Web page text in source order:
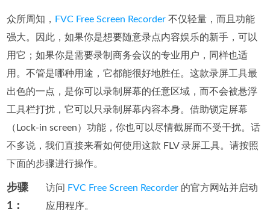
众所周知， FVC Free Screen Recorder 不仅轻量，而且功能
强大。因此，如果你是想要随意录点内容娱乐的新手，可以
用它；如果你是需要录制商务会议的专业用户，同样也适
用。不管是哪种用途，它都能很好地胜任。这款录屏工具最
出色的一点，是你可以录制屏幕的任意区域，而不会被悬浮
工具栏打扰，它可以只录制屏幕内容本身。借助锁定屏幕
（Lock-in screen）功能，你也可以尽情截屏而不受干扰。话
不多说，我们直接来看如何使用这款 FLV 录屏工具。请按照
下面的步骤进行操作。
步骤
1：
访问 FVC Free Screen Recorder 的官方网站并启动
应用程序。